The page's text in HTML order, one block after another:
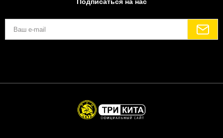
Подписаться на нас